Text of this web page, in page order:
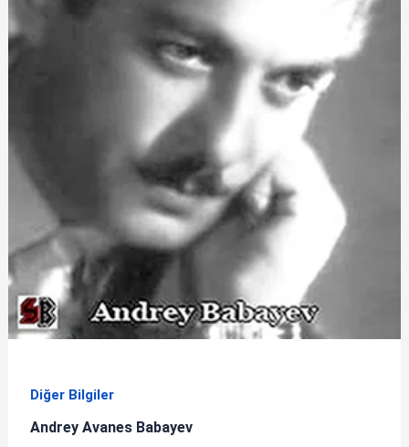
Diğer Bilgiler
Andrey Avanes Babayev